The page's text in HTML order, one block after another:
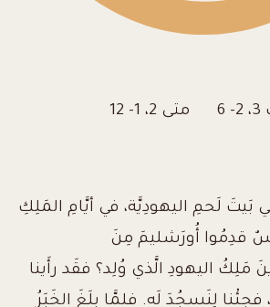
بَيتَ لَحمِ اليهودِيَّة، في أيَّامِ المَلِكِ
قدِمُوا أُورَشليمَ مِنَ
مَلِكُ اليهودِ الَّذي وُلِد؟ فقَد رأَينا
لِنَسجُدَ لَه. فلمَّا بلَغَ الخَبَرُ